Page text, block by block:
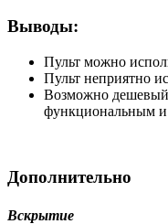
Выводы:
Пульт можно
Пульт неприятно
Возможно дешевый
функциональным
Дополнительно
Вскрытие